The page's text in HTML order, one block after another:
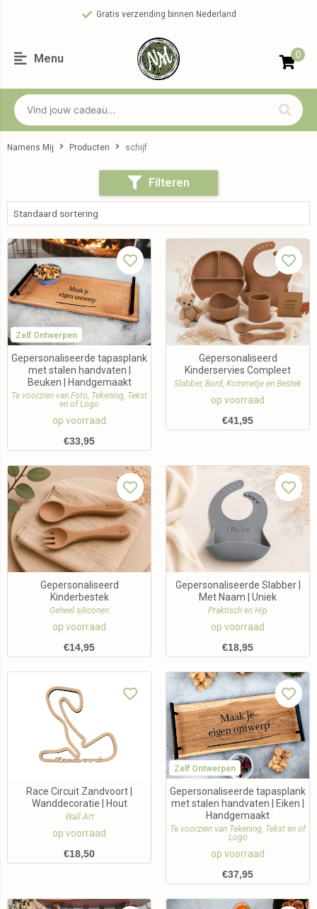
Gratis verzending binnen Nederland
Menu 0
Namens Mij Producten schijf
Filteren
Zelf Ontwerpen
Gepersonaliseerde tapasplank
met stalen handvaten |
Beuken | Handgemaakt
Te voorzien van Foto, Tekening, Tekst
en of Logo
op voorraad
€33,95
Gepersonaliseerd
Kinderservies Compleet
Slabber, Bord, Kommetje en Bestek
op voorraad
€41,95
Gepersonaliseerd
Kinderbestek
Geheel siliconen
op voorraad
€14,95
Gepersonaliseerde Slabber |
Met Naam | Uniek
Praktisch en Hip
op voorraad
€18,95
Race Circuit Zandvoort |
Wanddecoratie | Hout
Wall Art
op voorraad
€18,50
Zelf Ontwerpen
Gepersonaliseerde tapasplank
met stalen handvaten | Eiken |
Handgemaakt
Te voorzien van Tekening, Tekst en of
Logo
op voorraad
€37,95